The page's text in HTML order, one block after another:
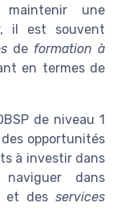
une
il est souvent
de formation à
en termes de
de niveau 1
opportunités
à investir dans
dans
et des services